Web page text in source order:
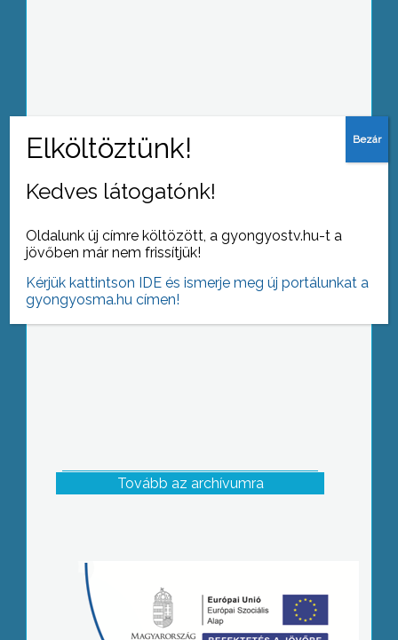
már most felkészíteni autóinkat a télre
Tovább az archívumra
Kedves látogatónk!
Oldalunk új címre költözött, a gyongyostv.hu-t a
jövőben már nem frissítjük!
Kérjük kattintson IDE és ismerje meg új portálunkat a
gyongyosma.hu címen!